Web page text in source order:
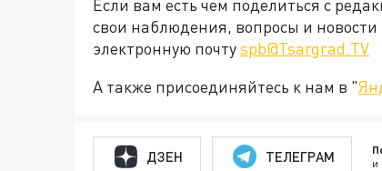
Если вам есть чем поделиться с
свои наблюдения, вопросы и
электронную почтуspb@Tsargrad.TV
А также присоединяйтесь к нам в "
ДЗЕН ТЕЛЕГРАМ и